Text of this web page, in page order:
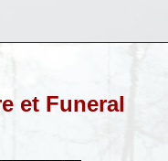
et Funeral